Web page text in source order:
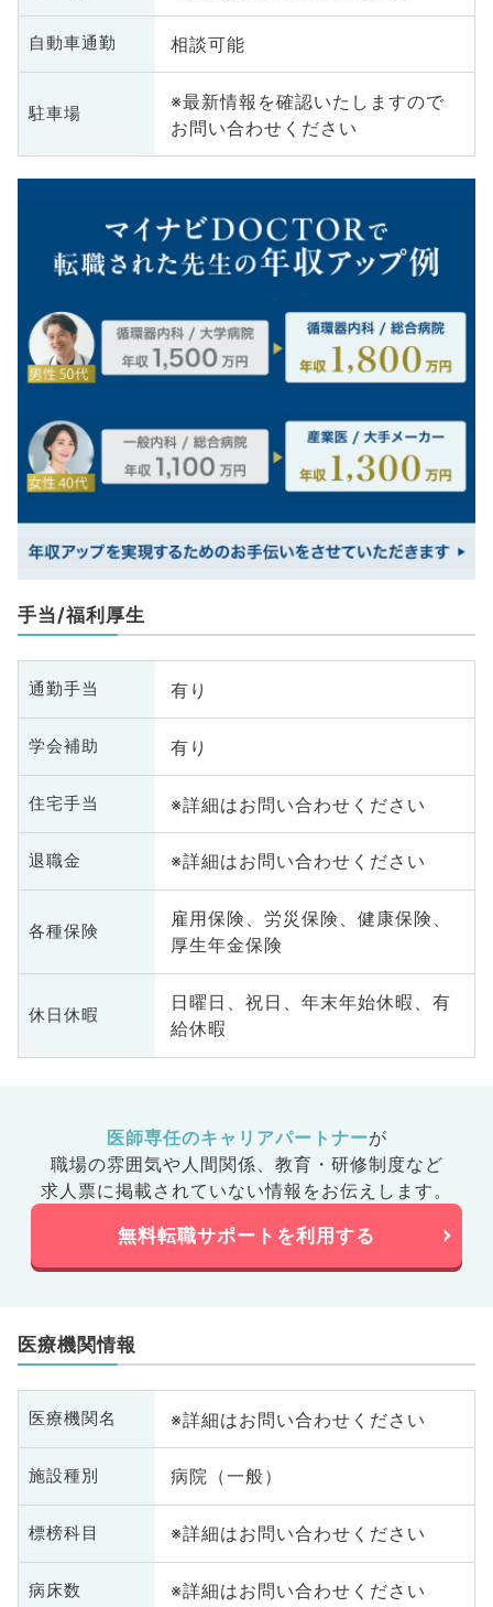
自動車通勤 相談可能
駐車場
※最新情報を確認いたしますので
お問い合わせください
手当/福利厚生
通勤手当 有り
学会補助 有り
住宅手当 ※詳細はお問い合わせください
退職金 ※詳細はお問い合わせください
各種保険
雇用保険、労災保険、健康保険、
厚生年金保険
休日休暇
日曜日、祝日、年末年始休暇、有
給休暇
医師専任のキャリアパートナーが
職場の雰囲気や人間関係、 教育・研修制度など
求人票に掲載されていない情報をお伝えします。
無料転職サポートを利用する
医療機関情報
医療機関名 ※詳細はお問い合わせください
施設種別 病院（一般）
標榜科目 ※詳細はお問い合わせください
病床数 ※詳細はお問い合わせください